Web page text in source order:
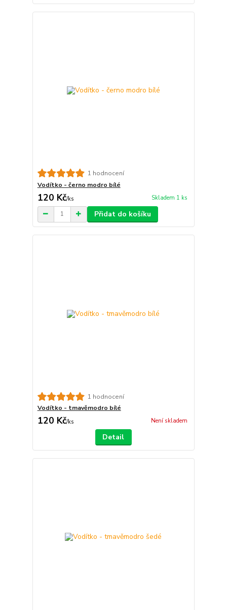
1 hodnocení
Vodítko - černo modro bílé
120 Kč/ks Skladem 1 ks
Přidat do košíku
1 hodnocení
Vodítko - tmavěmodro bílé
120 Kč/ks Není skladem
Detail